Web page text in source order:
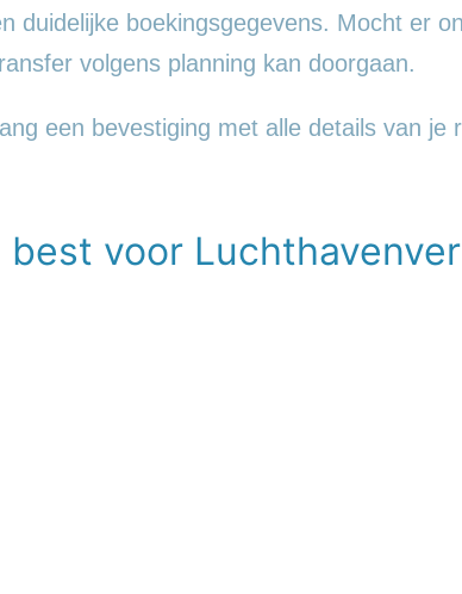
duidelijke boekingsgegevens. Mocht er
volgens planning kan doorgaan.
een bevestiging met alle details van je
voor